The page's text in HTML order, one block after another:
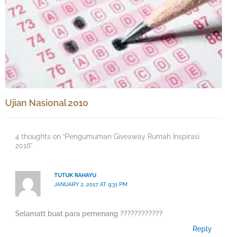
Ujian Nasional 2010
4 thoughts on “Pengumuman Giveaway Rumah Inspirasi
2016”
TUTUK RAHAYU
JANUARY 2, 2017 AT 9:31 PM
Selamatt buat para pemenang ????????????
Reply